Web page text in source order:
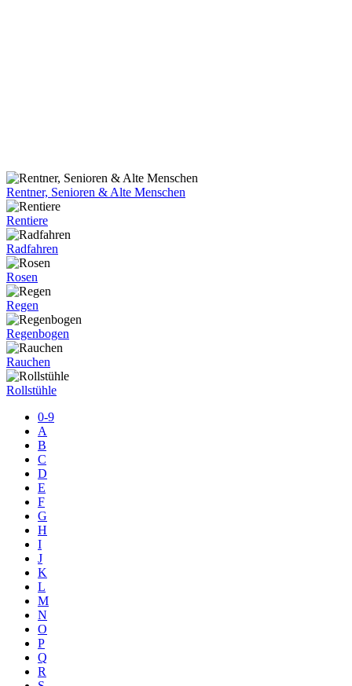
Rentner, Senioren & Alte Menschen
Rentiere
Radfahren
Rosen
Regen
Regenbogen
Rauchen
Rollstühle
0-9
A
B
C
D
E
F
G
H
I
J
K
L
M
N
O
P
Q
R